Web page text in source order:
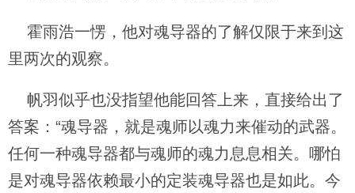
霍雨浩一愣，他对魂导器的了解仅限于来到这
里两次的观察。
帆羽似乎也没指望他能回答上来，直接给出了
答案：“魂导器，就是魂师以魂力来催动的武器。
任何一种魂导器都与魂师的魂力息息相关。哪怕
是对魂导器依赖最小的定装魂导器也是如此。今